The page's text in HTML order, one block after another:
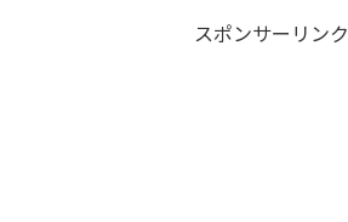
品ですが、どのような種類があ
ってどこで買えるのか、結構わ
スポンサーリンク